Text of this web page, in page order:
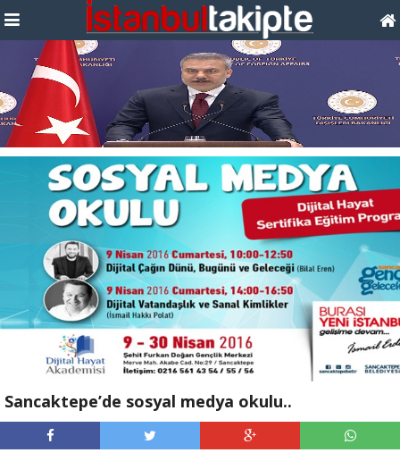
Sancaktepe’de sosyal medya okulu..